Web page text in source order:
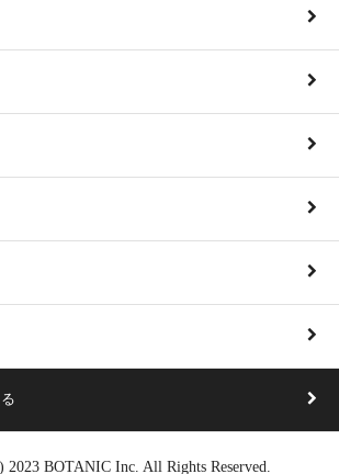
2023 BOTANIC Inc. All Rights Reserved.